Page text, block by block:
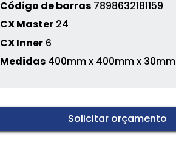
Código de barras 7898632181159
CX Master 24
CX Inner 6
Medidas 400mm x 400mm x 30mm
Solicitar orçamento